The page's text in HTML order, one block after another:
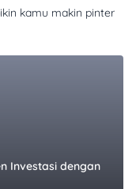
kamu makin pinter
Investasi dengan